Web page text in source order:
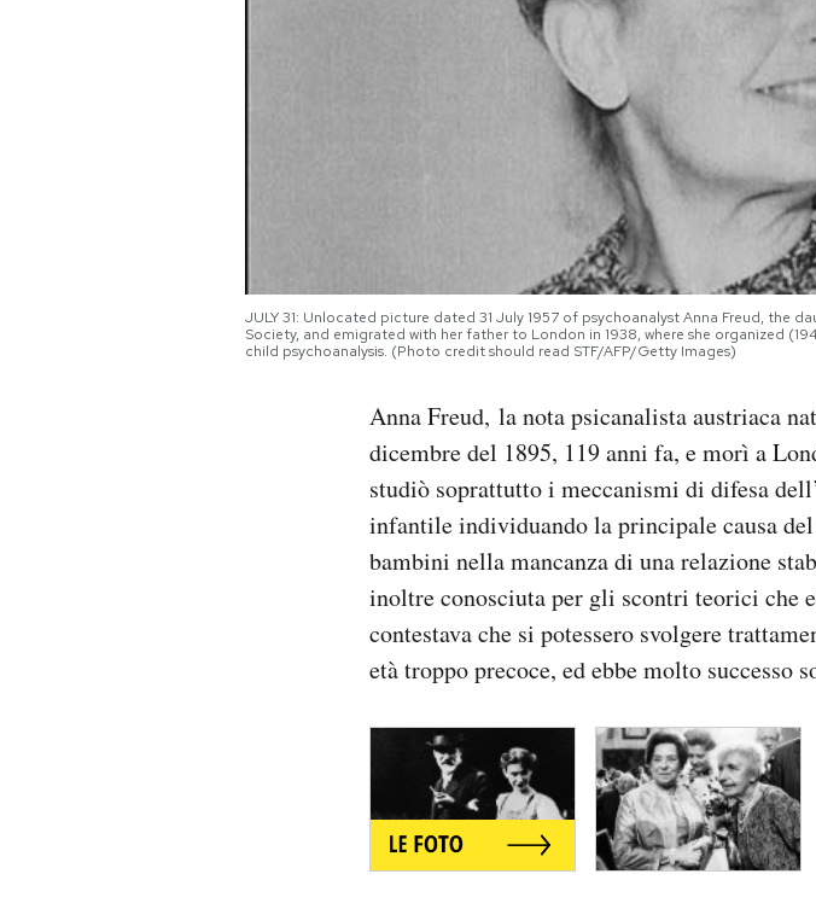
JULY 31: Unlocated picture dated 31 July 1957 of psychoanalyst Anna Freud, the
Society, and emigrated with her father to London in 1938, where she organized
child psychoanalysis. (Photo credit should read STF/AFP/Getty Images)
Anna Freud, la nota psicanalista austriaca
dicembre del 1895, 119 anni fa, e morì a
studiò soprattutto i meccanismi di difesa
infantile individuando la principale causa
bambini nella mancanza di una relazione
inoltre conosciuta per gli scontri teorici che
contestava che si potessero svolgere
età troppo precoce, ed ebbe molto successo